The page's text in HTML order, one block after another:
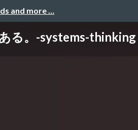
and more …
る。-systems-thinking